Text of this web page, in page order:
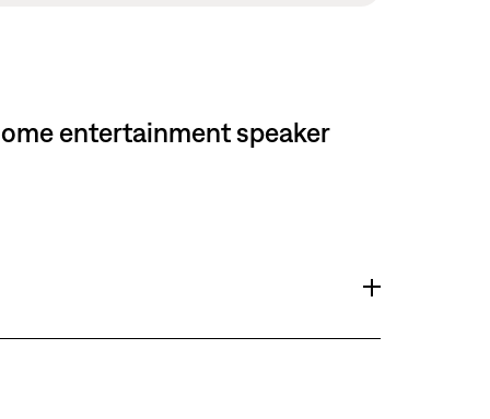
entertainment speaker